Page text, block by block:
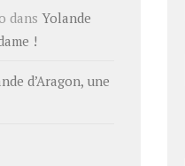
dans Yolande
!
d’Aragon, une